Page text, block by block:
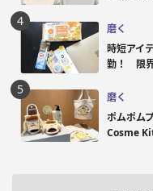
磨く
時短アイ
勤！ 限
磨く
ポムポム
Cosme